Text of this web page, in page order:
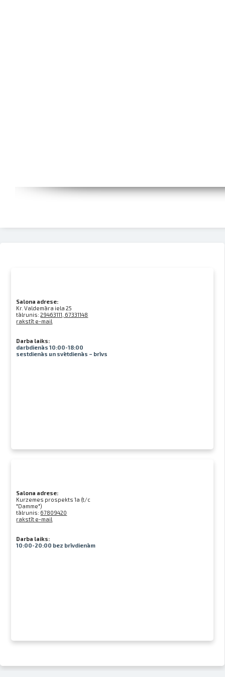
Salona adrese:
Kr. Valdemāra iela 25
tālrunis:29463111, 67331148
rakstīt e-mail
Darba laiks:
darbdienās 10:00-18:00
sestdienās un svētdienās – brīvs
Salona adrese:
Kurzemes prospekts 1a (t/c
"Damme")
tālrunis: 67809420
rakstīt e-mail
Darba laiks:
10:00-20:00 bez brīvdienām